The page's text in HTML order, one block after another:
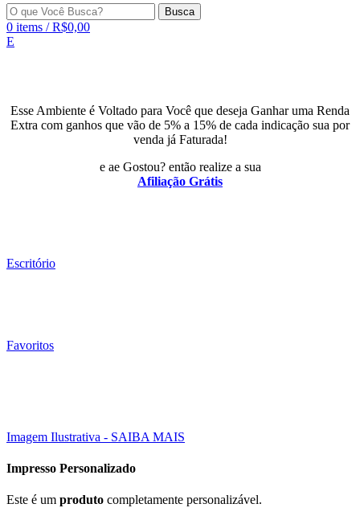
Busca
0 items / R$0,00
E
Esse Ambiente é Voltado para Você que deseja Ganhar uma Renda
Extra com ganhos que vão de 5% a 15% de cada indicação sua por
venda já Faturada!
e ae Gostou? então realize a sua
Afiliação Grátis
Escritório
Favoritos
100 Un30X21 CM
Imagem Ilustrativa - SAIBA MAIS
Impresso Personalizado
Este é um produto completamente personalizável.